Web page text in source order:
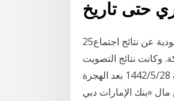
حتى تاريخ
25‏‏/5‏‏/1442 بعد الهجرة 29‏‏/5‏‏/1442 بعد الهجرة أعلنت شركة أميانتيت العربية السعودية عن نتائج اجتماع
وكانت نتائج التصويت
على جدول أعمال الجمعية، "البند الأول" الموافقة على توصية 5‏‏/5‏‏/1442 بعد الهجرة 28‏‏/5‏‏/1442 بعد الهجرة
«بنك الإمارات دبي